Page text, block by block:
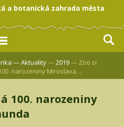
a botanická zahrada města
—Aktuality—2019— Zoo si
narozeniny Miroslava…
100. narozeniny